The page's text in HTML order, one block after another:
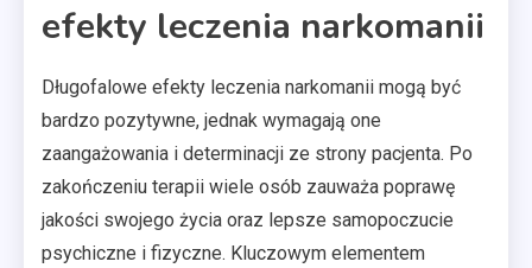
efekty leczenia narkomanii
Długofalowe efekty leczenia narkomanii mogą być
bardzo pozytywne, jednak wymagają one
zaangażowania i determinacji ze strony pacjenta. Po
zakończeniu terapii wiele osób zauważa poprawę
jakości swojego życia oraz lepsze samopoczucie
psychiczne i fizyczne. Kluczowym elementem